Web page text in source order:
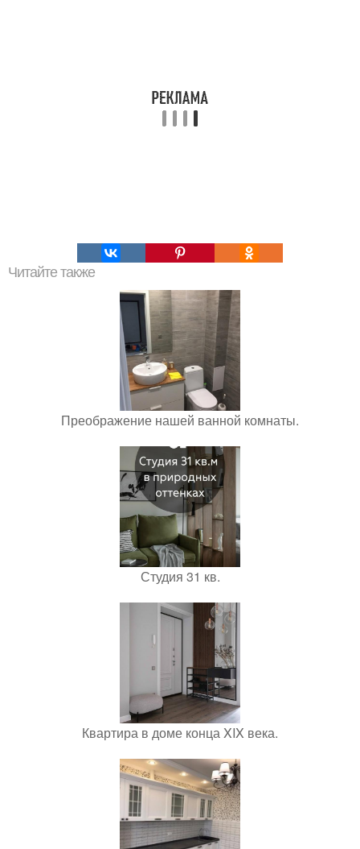
Читайте также
Преображение нашей ванной комнаты.
Студия 31 кв.
Квартира в доме конца XIX века.